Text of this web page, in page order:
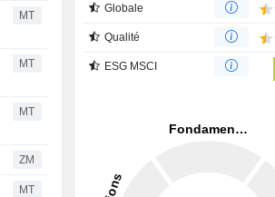
MT
MT
MT
ZM
MT
Globale
Qualité
ESG MSCI